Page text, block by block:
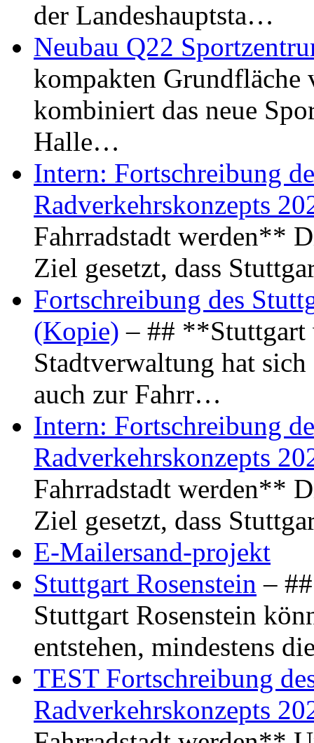
der Landeshauptsta…
Neubau Q22
kompakten Grundfläche
kombiniert das neue
Halle…
Intern: Fortschreibung
Radverkehrskonzepts
Fahrradstadt werden**
Ziel gesetzt, dass
Fortschreibung des
(Kopie) – ## **Stuttgart
Stadtverwaltung hat
auch zur Fahrr…
Intern: Fortschreibung
Radverkehrskonzepts
Fahrradstadt werden**
Ziel gesetzt, dass
E-Mailersand-projekt
Stuttgart Rosenstein –
Stuttgart Rosenstein
entstehen, mindestens
TEST Fortschreibung
Radverkehrskonzepts